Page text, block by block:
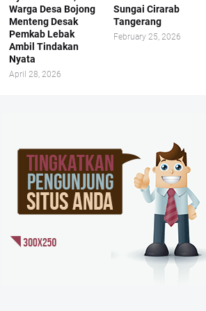
Warga Desa Bojong
Menteng Desak
Pemkab Lebak
Ambil Tindakan
Nyata
April 28, 2026
Sungai Cirarab
Tangerang
February 25, 2026